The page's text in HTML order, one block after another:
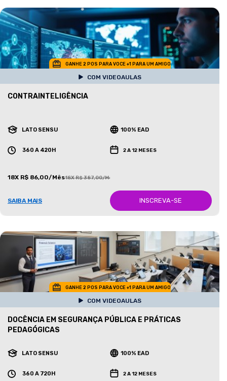
GANHE 2 POS PARA VOCE +1 PARA UM AMIGO
COM VIDEOAULAS
CONTRAINTELIGÊNCIA
LATO SENSU 100% EAD
360 A 420H 2 A 12 MESES
18X R$ 86,00/Mês18X R$ 387,00/Mês
SAIBA MAIS INSCREVA-SE
GANHE 2 POS PARA VOCE +1 PARA UM AMIGO
COM VIDEOAULAS
DOCÊNCIA EM SEGURANÇA PÚBLICA E PRÁTICAS
PEDAGÓGICAS
LATO SENSU 100% EAD
360 A 720H 2 A 12 MESES